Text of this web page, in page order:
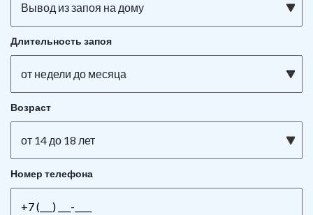
Вывод из запоя на дому
Длительность запоя
от недели до месяца
Возраст
от 14 до 18 лет
Номер телефона